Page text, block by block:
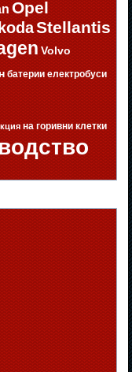
Opel
Stellantis
Volvo
батерии електробуси
на горивни клетки